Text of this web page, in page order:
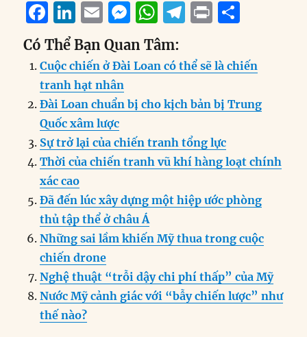
F
a
c
e
b
o
o
k
Li
n
k
e
d
I
n
E
m
ai
l
M
ss
e
n
er
W
h
at
s
A
p
T
e
g
r
m
P
n
t
a
re
Có Thể Bạn Quan Tâm:
Cuộc chiến ở Đài Loan có thể sẽ là chiến
tranh hạt nhân
Đài Loan chuẩn bị cho kịch bản bị Trung
Quốc xâm lược
Sự trở lại của chiến tranh tổng lực
Thời của chiến tranh vũ khí hàng loạt chính
xác cao
Đã đến lúc xây dựng một hiệp ước phòng
thủ tập thể ở châu Á
Những sai lầm khiến Mỹ thua trong cuộc
chiến drone
Nghệ thuật “trỗi dậy chi phí thấp” của Mỹ
Nước Mỹ cảnh giác với “bẫy chiến lược” như
thế nào?